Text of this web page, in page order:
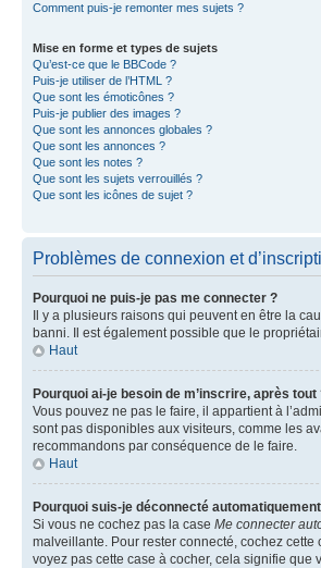
Comment puis-je remonter mes sujets ?
Mise en forme et types de sujets
Qu’est-ce que le BBCode ?
Puis-je utiliser de l’HTML ?
Que sont les émoticônes ?
Puis-je publier des images ?
Que sont les annonces globales ?
Que sont les annonces ?
Que sont les notes ?
Que sont les sujets verrouillés ?
Que sont les icônes de sujet ?
Problèmes de connexion et
Pourquoi ne puis-je pas me connecter ?
Il y a plusieurs raisons qui peuvent en être la
banni. Il est également possible que le
Haut
Pourquoi ai-je besoin de m’inscrire, après tout
Vous pouvez ne pas le faire, il appartient à
sont pas disponibles aux visiteurs, comme les
recommandons par conséquence de le faire.
Haut
Pourquoi suis-je déconnecté
Si vous ne cochez pas la case Me connecter
malveillante. Pour rester connecté, cochez
voyez pas cette case à cocher, cela signifie